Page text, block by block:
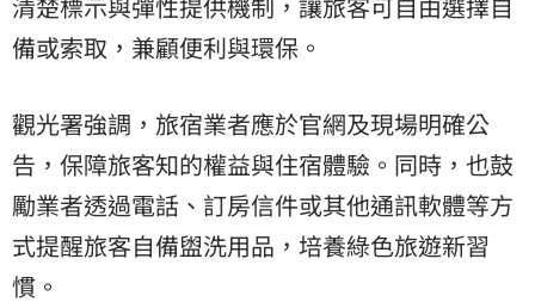
備或索取，兼顧便利與環保。
觀光署強調，旅宿業者應於官網及現場明確公
告，保障旅客知的權益與住宿體驗。同時，也鼓
勵業者透過電話、訂房信件或其他通訊軟體等方
式提醒旅客自備盥洗用品，培養綠色旅遊新習
慣。